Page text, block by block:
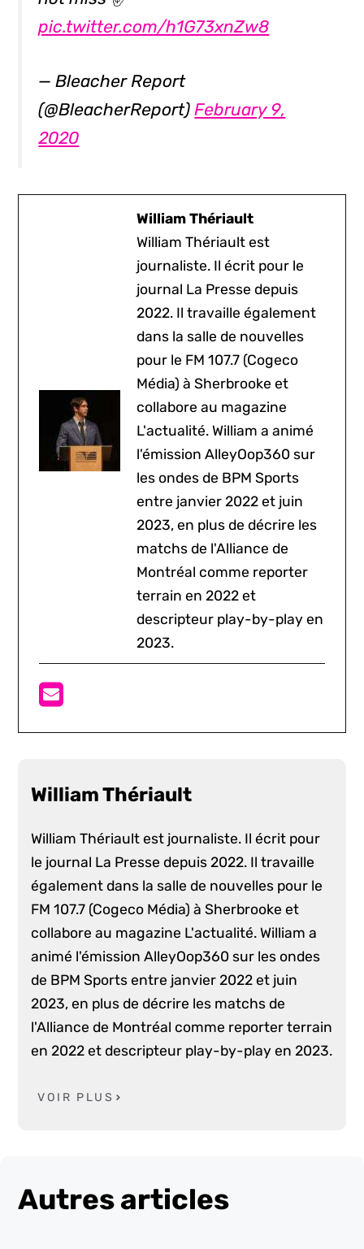
pic.twitter.com/h1G73xnZw8
— Bleacher Report
(@BleacherReport)February 9,
2020
William Thériault
William Thériault est
journaliste. Il écrit pour le
journal La Presse depuis
2022. Il travaille également
dans la salle de nouvelles
pour le FM 107.7 (Cogeco
Média) à Sherbrooke et
collabore au magazine
L'actualité. William a animé
l'émission AlleyOop360 sur
les ondes de BPM Sports
entre janvier 2022 et juin
2023, en plus de décrire les
matchs de l'Alliance de
Montréal comme reporter
terrain en 2022 et
descripteur play-by-play en
2023.
William Thériault
William Thériault est journaliste. Il écrit pour
le journal La Presse depuis 2022. Il travaille
également dans la salle de nouvelles pour le
FM 107.7 (Cogeco Média) à Sherbrooke et
collabore au magazine L'actualité. William a
animé l'émission AlleyOop360 sur les ondes
de BPM Sports entre janvier 2022 et juin
2023, en plus de décrire les matchs de
l'Alliance de Montréal comme reporter terrain
en 2022 et descripteur play-by-play en 2023.
VOIR PLUS
Autres articles